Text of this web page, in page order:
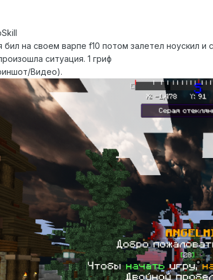
бил на своем варпе f10 потом залетел ноускил
ситуация. 1 гриф
Видео).